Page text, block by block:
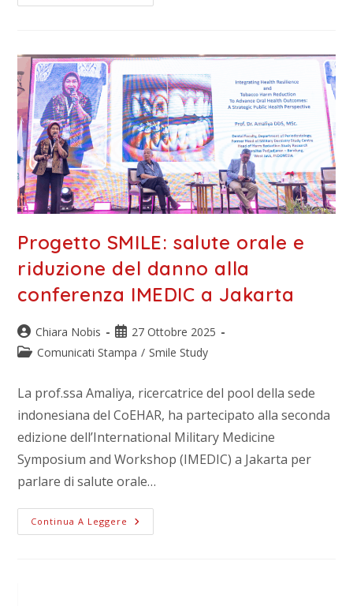
Progetto SMILE: salute orale e
riduzione del danno alla
conferenza IMEDIC a Jakarta
Chiara Nobis
27 Ottobre 2025
Comunicati Stampa / Smile Study
La prof.ssa Amaliya, ricercatrice del pool della sede
indonesiana del CoEHAR, ha partecipato alla seconda
edizione dell’International Military Medicine
Symposium and Workshop (IMEDIC) a Jakarta per
parlare di salute orale…
Continua A Leggere